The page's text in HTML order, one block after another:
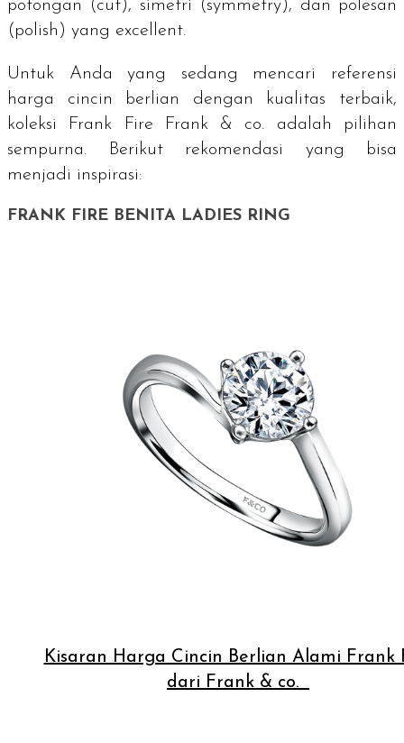
potongan (cut), simetri (symmetry), dan polesan
( polish ) yang excellent.
Untuk Anda yang sedang mencari referensi
harga cincin berlian dengan kualitas terbaik,
koleksi Frank Fire Frank & co. adalah pilihan
sempurna. Berikut rekomendasi yang bisa
menjadi inspirasi:
FRANK FIRE BENITA LADIES RING
Kisaran Harga Cincin Berlian Alami Frank
dari Frank & co.